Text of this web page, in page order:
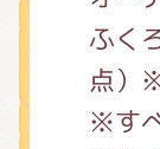
ふく
点）
※す